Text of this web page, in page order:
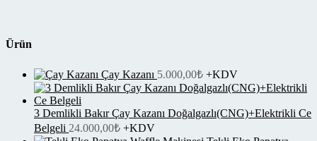
Ürün
Çay Kazanı 5.000,00₺ +KDV
3 Demlikli Bakır Çay Kazanı Doğalgazlı(CNG)+Elektrikli Ce
Belgeli 24.000,00₺ +KDV